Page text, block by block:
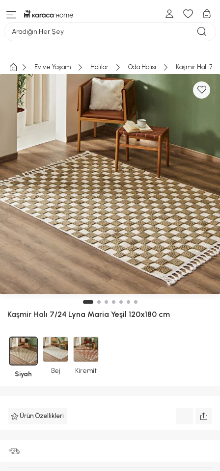
Aradığın Her Şey
Ev ve Yaşam Halılar Oda Halısı Kaşmir Halı 7/
Kaşmir Halı 7/24 Lyna Maria Yeşil 120x180 cm
Siyah Bej Kiremit
Ürün Özellikleri